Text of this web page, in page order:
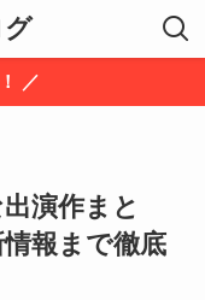
／
演作まと
報まで徹底